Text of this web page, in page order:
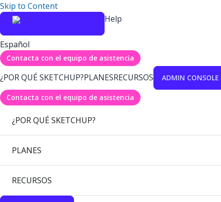
Skip to Content
Help
Español
Contacta con el equipo de asistencia
¿POR QUÉ SKETCHUP?PLANESRECURSOS ADMIN CONSOLE
Contacta con el equipo de asistencia
¿POR QUÉ SKETCHUP?
PLANES
RECURSOS